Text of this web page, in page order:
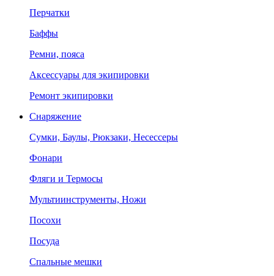
Перчатки
Баффы
Ремни, пояса
Аксессуары для экипировки
Ремонт экипировки
Снаряжение
Сумки, Баулы, Рюкзаки, Несессеры
Фонари
Фляги и Термосы
Мультиинструменты, Ножи
Посохи
Посуда
Спальные мешки